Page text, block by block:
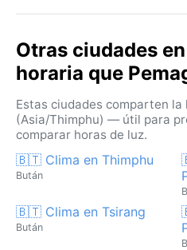
niebla matutina es
un clima subtropical suave,
contrasta con el verano
Otras ciudades
horaria que
Estas ciudades comparten
(Asia/Thimphu) — útil para
comparar horas de luz.
🇧🇹 Clima en Thimphu
Bután
🇧🇹 Clima en Tsirang
Bután